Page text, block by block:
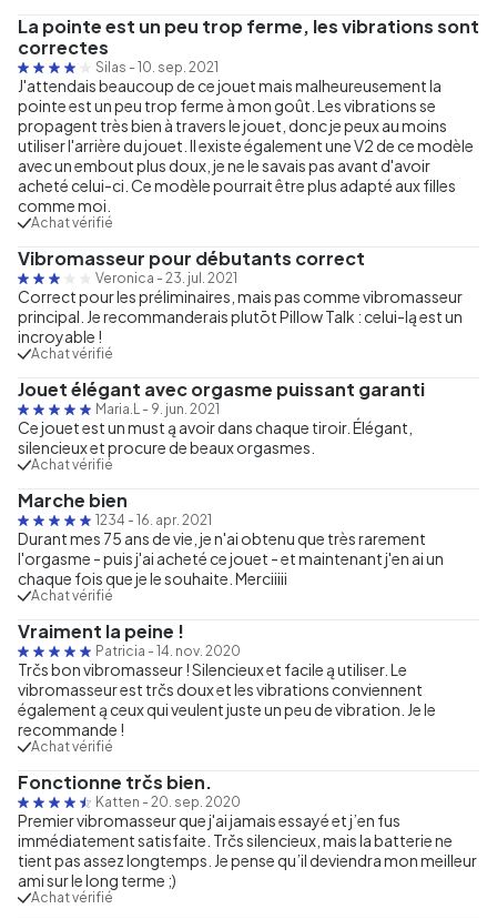
La pointe est un peu trop ferme, les vibrations sont
correctes
Silas - 10. sep. 2021
J'attendais beaucoup de ce jouet mais malheureusement la
pointe est un peu trop ferme à mon goût. Les vibrations se
propagent très bien à travers le jouet, donc je peux au moins
utiliser l'arrière du jouet. Il existe également une V2 de ce modèle
avec un embout plus doux, je ne le savais pas avant d'avoir
acheté celui-ci. Ce modèle pourrait être plus adapté aux filles
comme moi.
Achat vérifié
Vibromasseur pour débutants correct
Veronica - 23. jul. 2021
Correct pour les préliminaires, mais pas comme vibromasseur
principal. Je recommanderais plutōt Pillow Talk : celui-lą est un
incroyable !
Achat vérifié
Jouet élégant avec orgasme puissant garanti
Maria.L - 9. jun. 2021
Ce jouet est un must ą avoir dans chaque tiroir. Élégant,
silencieux et procure de beaux orgasmes.
Achat vérifié
Marche bien
1234 - 16. apr. 2021
Durant mes 75 ans de vie, je n'ai obtenu que très rarement
l'orgasme - puis j'ai acheté ce jouet - et maintenant j'en ai un
chaque fois que je le souhaite. Merciiiii
Achat vérifié
Vraiment la peine !
Patricia - 14. nov. 2020
Trčs bon vibromasseur ! Silencieux et facile ą utiliser. Le
vibromasseur est trčs doux et les vibrations conviennent
également ą ceux qui veulent juste un peu de vibration. Je le
recommande !
Achat vérifié
Fonctionne trčs bien.
Katten - 20. sep. 2020
Premier vibromasseur que j'ai jamais essayé et j’en fus
immédiatement satisfaite. Trčs silencieux, mais la batterie ne
tient pas assez longtemps. Je pense qu’il deviendra mon meilleur
ami sur le long terme ;)
Achat vérifié